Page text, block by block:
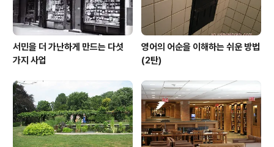
서민을 더 가난하게 만드는 다섯
가지 사업
영어의 어순을 이해하는 쉬운 방법
(2탄)